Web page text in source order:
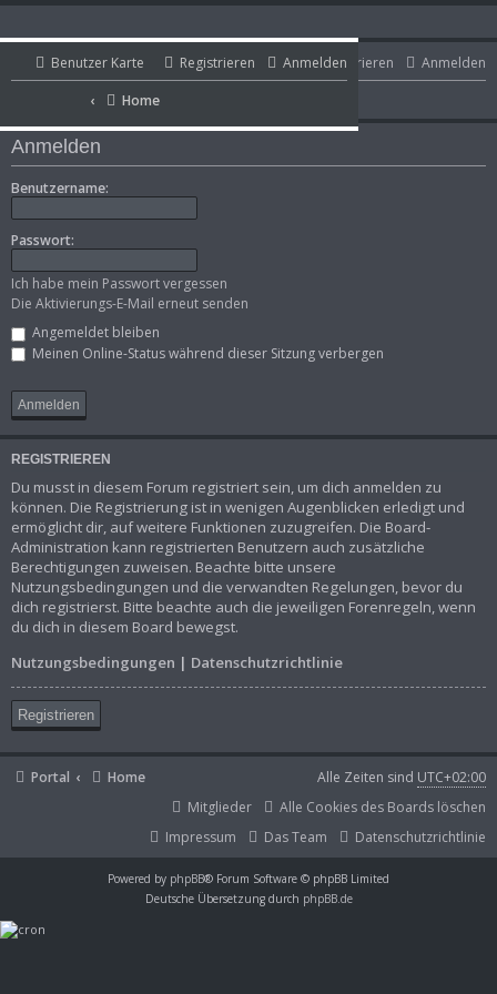
Benutzer Karte Anmelden
Registrieren
Portal
Home
Benutzer Karte Anmelden
Registrieren
Home
Anmelden
Benutzername:
Passwort:
Ich habe mein Passwort vergessen
Die Aktivierungs-E-Mail erneut senden
Angemeldet bleiben
Meinen Online-Status während dieser Sitzung verbergen
REGISTRIEREN
Du musst in diesem Forum registriert sein, um dich anmelden zu
können. Die Registrierung ist in wenigen Augenblicken erledigt und
ermöglicht dir, auf weitere Funktionen zuzugreifen. Die Board-
Administration kann registrierten Benutzern auch zusätzliche
Berechtigungen zuweisen. Beachte bitte unsere
Nutzungsbedingungen und die verwandten Regelungen, bevor du
dich registrierst. Bitte beachte auch die jeweiligen Forenregeln, wenn
du dich in diesem Board bewegst.
Nutzungsbedingungen | Datenschutzrichtlinie
Registrieren
Portal Home Alle Zeiten sind UTC+02:00
Alle Cookies des Boards löschen
Mitglieder
Datenschutzrichtlinie
Das Team
Impressum
Powered by phpBB® Forum Software © phpBB Limited
Deutsche Übersetzung durch phpBB.de